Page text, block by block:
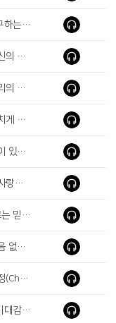
<주일2,3부예배>화평을 구하는 믿음(Peace-seeking Faith)
<주일1부예배>편견과 불신의 결과(The Fruit of Prejudice and Unbelief)
<주일4부예배>성령도 우리의 연약함을 도우시나니(The Holy Spirit Helps Us in Our Weakness)
<주일2,3부예배>주여, 넘치게 하소서(Lord, Let It Overflow)
<주일1부예배>너희는 복이 있도다(Blessed are you)
<주일4부예배>하나님의 사랑하심을 받은 자(Those Who Are Loved by God)
<주일2,3부예배>솟아오르는 믿음(Springing Faith)
<주일1부예배>악하고 믿음 없는 세대일수록(The More Unfaithful and Wicked Generation)
<주일4부예배>선택과 결정(Choice and Decision)
<주일2,3부예배>탕자의 기대감(Expectation of a Prodigal Son)